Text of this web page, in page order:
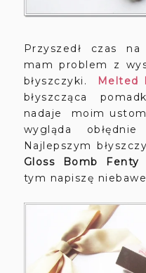
Przyszedł czas
mam problem z
błyszczyki.
Melted
błyszcząca
nadaje moim
wygląda
Najlepszym
Gloss Bomb Fenty
tym napiszę